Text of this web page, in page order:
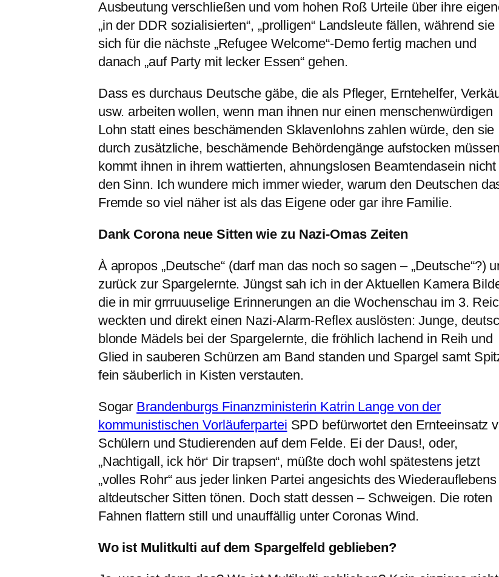
Ausbeutung verschließen und vom hohen Roß Urteile über ihre
„in der DDR sozialisierten“, „prolligen“ Landsleute fällen, während sie
sich für die nächste „Refugee Welcome“-Demo fertig machen und
danach „auf Party mit lecker Essen“ gehen.
Dass es durchaus Deutsche gäbe, die als Pfleger, Erntehelfer,
usw. arbeiten wollen, wenn man ihnen nur einen menschenwürdigen
Lohn statt eines beschämenden Sklavenlohns zahlen würde, den sie
durch zusätzliche, beschämende Behördengänge aufstocken
kommt ihnen in ihrem wattierten, ahnungslosen Beamtendasein nicht
den Sinn. Ich wundere mich immer wieder, warum den Deutschen
Fremde so viel näher ist als das Eigene oder gar ihre Familie.
Dank Corona neue Sitten wie zu Nazi-Omas Zeiten
À apropos „Deutsche“ (darf man das noch so sagen – „Deutsche“?)
zurück zur Spargelernte. Jüngst sah ich in der Aktuellen Kamera
die in mir grrruuuselige Erinnerungen an die Wochenschau im 3.
weckten und direkt einen Nazi-Alarm-Reflex auslösten: Junge,
blonde Mädels bei der Spargelernte, die fröhlich lachend in Reih und
Glied in sauberen Schürzen am Band standen und Spargel samt
fein säuberlich in Kisten verstauten.
Sogar Brandenburgs Finanzministerin Katrin Lange von der
kommunistischen Vorläuferpartei SPD befürwortet den Ernteeinsatz
Schülern und Studierenden auf dem Felde. Ei der Daus!, oder,
„Nachtigall, ick hör‘ Dir trapsen“, müßte doch wohl spätestens jetzt
„volles Rohr“ aus jeder linken Partei angesichts des Wiederauflebens
altdeutscher Sitten tönen. Doch statt dessen – Schweigen. Die roten
Fahnen flattern still und unauffällig unter Coronas Wind.
Wo ist Mulitkulti auf dem Spargelfeld geblieben?